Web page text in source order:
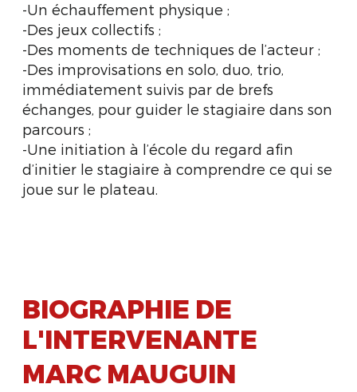
-Un échauffement physique ;
-Des jeux collectifs ;
-Des moments de techniques de l’acteur ;
-Des improvisations en solo, duo, trio,
immédiatement suivis par de brefs
échanges, pour guider le stagiaire dans son
parcours ;
-Une initiation à l’école du regard afin
d’initier le stagiaire à comprendre ce qui se
joue sur le plateau.
BIOGRAPHIE DE
L'INTERVENANTE
MARC MAUGUIN